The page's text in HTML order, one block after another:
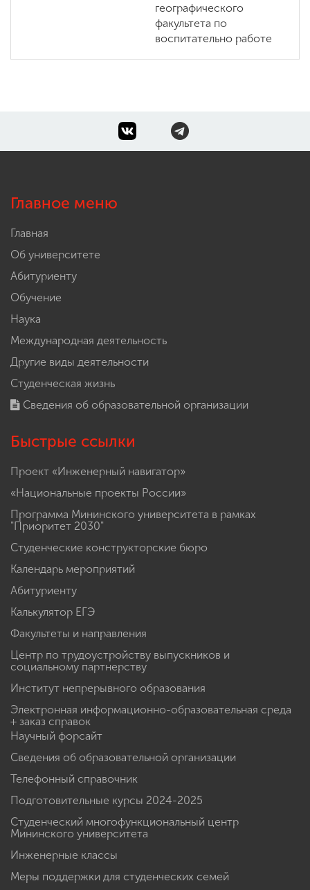
географического
факультета по
воспитательно работе
Главное меню
Главная
Об университете
Абитуриенту
Обучение
Наука
Международная деятельность
Другие виды деятельности
Студенческая жизнь
Сведения об образовательной организации
Быстрые ссылки
Проект «Инженерный навигатор»
«Национальные проекты России»
Программа Мининского университета в рамках
"Приоритет 2030"
Студенческие конструкторские бюро
Календарь мероприятий
Абитуриенту
Калькулятор ЕГЭ
Факультеты и направления
Центр по трудоустройству выпускников и
социальному партнерству
Институт непрерывного образования
Электронная информационно-образовательная среда
+ заказ справок
Научный форсайт
Сведения об образовательной организации
Телефонный справочник
Подготовительные курсы 2024-2025
Студенческий многофункциональный центр
Мининского университета
Инженерные классы
Меры поддержки для студенческих семей